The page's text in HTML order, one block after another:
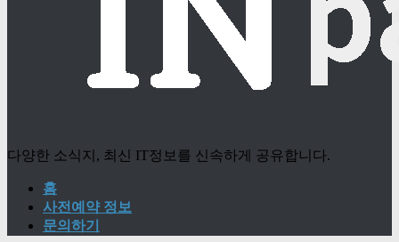
다양한 소식지, 최신 IT정보를 신속하게 공유합니다.
홈
사전예약 정보
문의하기